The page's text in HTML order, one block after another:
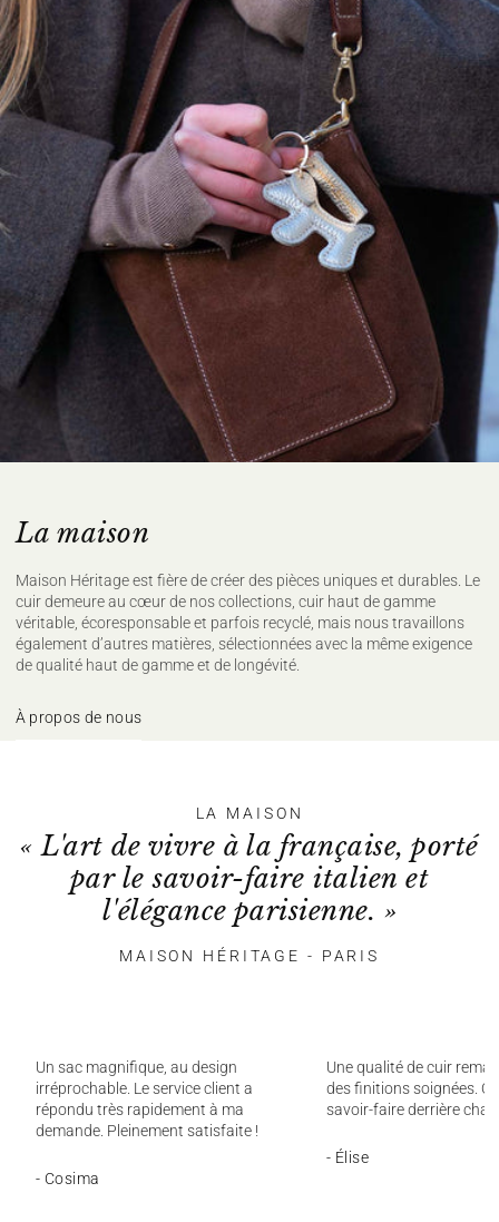
La maison
Maison Héritage est fière de créer des pièces uniques et durables. Le
cuir demeure au cœur de nos collections, cuir haut de gamme
véritable, écoresponsable et parfois recyclé, mais nous travaillons
également d’autres matières, sélectionnées avec la même exigence
de qualité haut de gamme et de longévité.
À propos de nous
LA MAISON
« L'art de vivre à la française, porté
par le savoir-faire italien et
l'élégance parisienne. »
MAISON HÉRITAGE - PARIS
Un sac magnifique, au design
irréprochable. Le service client a
répondu très rapidement à ma
demande. Pleinement satisfaite !
- Cosima
Une qualité de cuir
des finitions soignées.
savoir-faire derrière
- Élise